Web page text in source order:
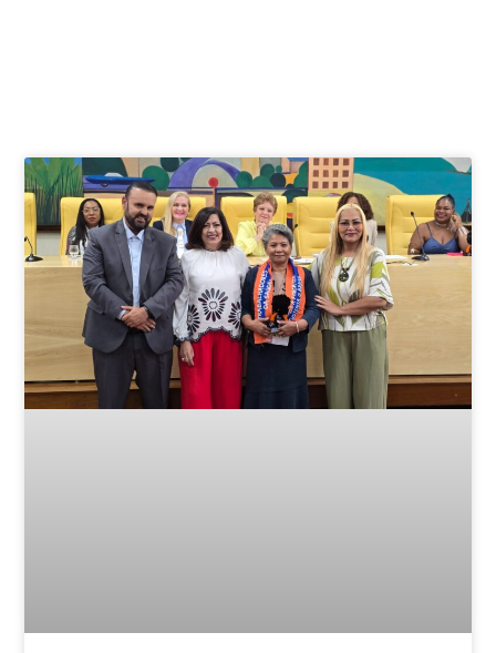
Postagens relacionadas